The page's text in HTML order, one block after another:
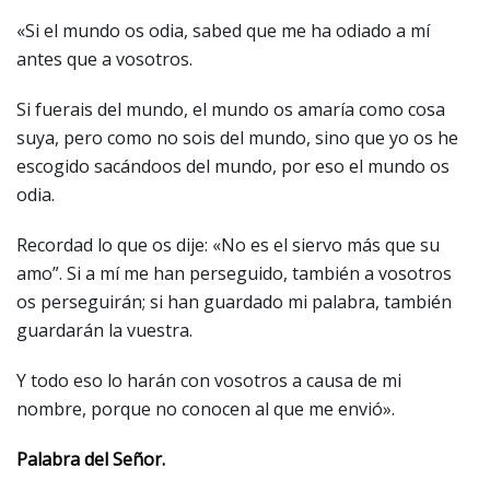
«Si el mundo os odia, sabed que me ha odiado a mí
antes que a vosotros.
Si fuerais del mundo, el mundo os amaría como cosa
suya, pero como no sois del mundo, sino que yo os he
escogido sacándoos del mundo, por eso el mundo os
odia.
Recordad lo que os dije: «No es el siervo más que su
amo”. Si a mí me han perseguido, también a vosotros
os perseguirán; si han guardado mi palabra, también
guardarán la vuestra.
Y todo eso lo harán con vosotros a causa de mi
nombre, porque no conocen al que me envió».
Palabra del Señor.